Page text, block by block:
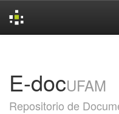
E-docUFAM
Repositorio de